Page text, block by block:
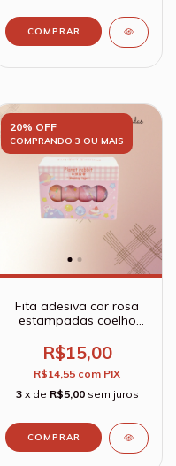
20% OFF
COMPRANDO 3 OU MAIS
Fita adesiva cor rosa
estampadas coelho
Rabbit - Kit com 4
peças
R$15,00
R$14,55 com PIX
3 x de R$5,00 sem juros